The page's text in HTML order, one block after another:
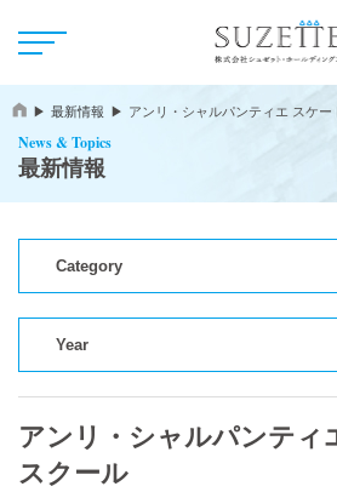
NEWS
アンリ・シャルパンティエ
シーキューブ
最新情報 アンリ・シャルパンティエ スケー
News & Topics
最新情報
Category
Year
アンリ・シャルパンティ
スクール